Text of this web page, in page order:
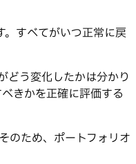
すべてがいつ正常に戻
どう変化したかは分かり
きかを正確に評価する
のため、ポートフォリオ